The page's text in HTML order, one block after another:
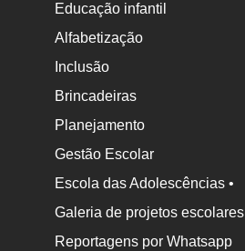
Educação infantil
Alfabetização
Inclusão
Brincadeiras
Planejamento
Gestão Escolar
Escola das Adolescências •
Galeria de projetos escolares
Reportagens por Whatsapp